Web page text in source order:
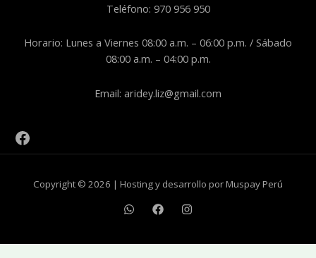
Teléfono: 970 956 950
Horario: Lunes a Viernes 08:00 a.m. – 06:00 p.m. / Sábado
08:00 a.m. – 04:00 p.m.
Email: aridey.liz@gmail.com
Copyright © 2026 | Hosting y desarrollo por Muspay Perú